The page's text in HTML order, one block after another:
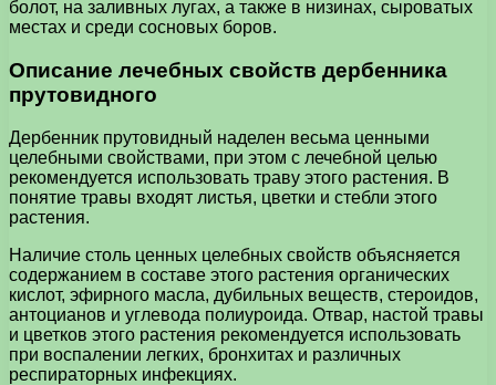
болот, на заливных лугах, а также в низинах, сыроватых
местах и среди сосновых боров.
Описание лечебных свойств дербенника
прутовидного
Дербенник прутовидный наделен весьма ценными
целебными свойствами, при этом с лечебной целью
рекомендуется использовать траву этого растения. В
понятие травы входят листья, цветки и стебли этого
растения.
Наличие столь ценных целебных свойств объясняется
содержанием в составе этого растения органических
кислот, эфирного масла, дубильных веществ, стероидов,
антоцианов и углевода полиуроида. Отвар, настой травы
и цветков этого растения рекомендуется использовать
при воспалении легких, бронхитах и различных
респираторных инфекциях.